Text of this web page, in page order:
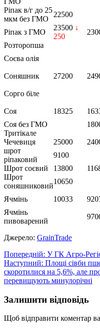
Ріпак в/г до 25
мкм без ГМО
22500
Ріпак з ГМО
23500 ↓
250
Розторопша
Соєва олія
Соняшник
27200
Сорго біле
Соя
18325
Соя без ГМО
Тритікале
Чечевиця
25000
шрот
ріпаковий
9100
Шрот соєвий
13800
Шрот
соняшниковий
10650
Ячмінь 10033
Ячмінь
пивоварений
Джерело: GrainTrade
Навігація
записів
Попередній: У ГК Агро-
Наступний: Площі сівби
скоротилися на 5,6%, але
перевищують минулорічні
Залишити відповідь
Щоб відправити коментар